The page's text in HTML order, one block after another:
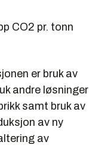
CO2 pr. tonn
er bruk av
andre løsninger
samt bruk av
av ny
av